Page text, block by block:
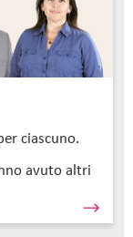
ciascuno.
avuto altri